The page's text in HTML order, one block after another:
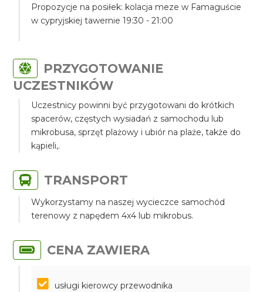
Propozycje na posiłek: kolacja meze w Famaguście
w cypryjskiej tawernie 19:30 - 21:00
PRZYGOTOWANIE
UCZESTNIKÓW
Uczestnicy powinni być przygotowani do krótkich
spacerów, częstych wysiadań z samochodu lub
mikrobusa, sprzęt plażowy i ubiór na plaże, także do
kąpieli,.
TRANSPORT
Wykorzystamy na naszej wycieczce samochód
terenowy z napędem 4x4 lub mikrobus.
CENA ZAWIERA
usługi kierowcy przewodnika